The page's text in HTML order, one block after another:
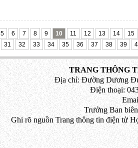
5 6 7 8 9 10 11 12 13 14
15
31 32 33 34 35 36 37 38 39
TRANG THÔNG
Địa chỉ: Đường Dương
Điện thoại:
Trưởng Ban
Ghi rõ nguồn Trang thông tin điện tử